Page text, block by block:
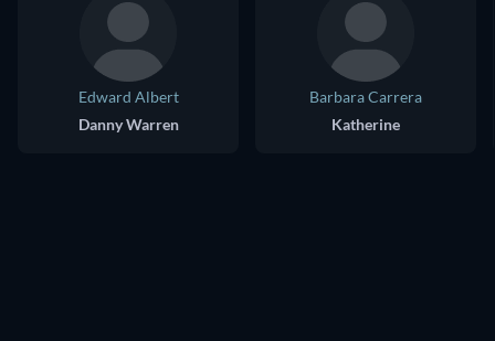
Edward Albert
Danny Warren
Barbara Carrera
Katherine